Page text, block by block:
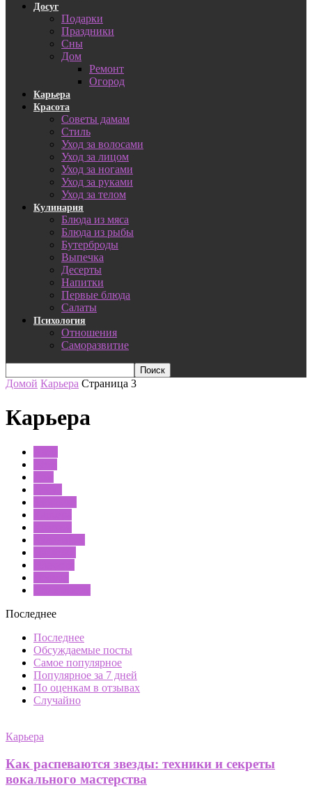
Досуг
Подарки
Праздники
Сны
Дом
Ремонт
Огород
Карьера
Красота
Советы дамам
Стиль
Уход за волосами
Уход за лицом
Уход за ногами
Уход за руками
Уход за телом
Кулинария
Блюда из мяса
Блюда из рыбы
Бутерброды
Выпечка
Десерты
Напитки
Первые блюда
Салаты
Психология
Отношения
Саморазвитие
Домой Карьера Страница 3
Карьера
Последнее
Последнее
Обсуждаемые посты
Самое популярное
Популярное за 7 дней
По оценкам в отзывах
Случайно
Карьера
Как распеваются звезды: техники и секреты
вокального мастерства